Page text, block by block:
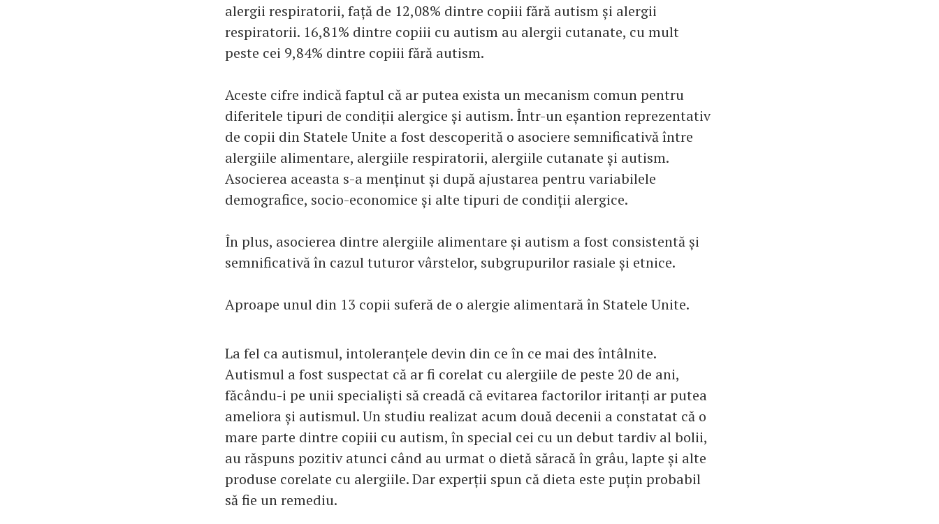
alergii respiratorii, față de 12,08% dintre copiii fără autism și alergii
respiratorii. 16,81% dintre copiii cu autism au alergii cutanate, cu mult
peste cei 9,84% dintre copiii fără autism.
Aceste cifre indică faptul că ar putea exista un mecanism comun pentru
diferitele tipuri de condiții alergice și autism. Într-un eșantion reprezentativ
de copii din Statele Unite a fost descoperită o asociere semnificativă între
alergiile alimentare, alergiile respiratorii, alergiile cutanate și autism.
Asocierea aceasta s-a menținut și după ajustarea pentru variabilele
demografice, socio-economice și alte tipuri de condiții alergice.
În plus, asocierea dintre alergiile alimentare și autism a fost consistentă și
semnificativă în cazul tuturor vârstelor, subgrupurilor rasiale și etnice.
Aproape unul din 13 copii suferă de o alergie alimentară în Statele Unite.
La fel ca autismul, intoleranțele devin din ce în ce mai des întâlnite.
Autismul a fost suspectat că ar fi corelat cu alergiile de peste 20 de ani,
făcându-i pe unii specialiști să creadă că evitarea factorilor iritanți ar putea
ameliora și autismul. Un studiu realizat acum două decenii a constatat că o
mare parte dintre copiii cu autism, în special cei cu un debut tardiv al bolii,
au răspuns pozitiv atunci când au urmat o dietă săracă în grâu, lapte și alte
produse corelate cu alergiile. Dar experții spun că dieta este puțin probabil
să fie un remediu.